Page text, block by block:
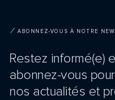
Restez informé(e)
abonnez-vous
nos actualités et
ABONNEZ-VOUS À NOTRE